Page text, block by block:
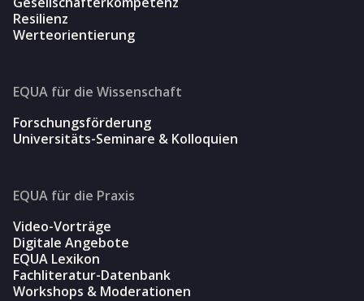
Resilienz
Werteorientierung
EQUA für die Wissenschaft
Forschungsförderung
Universitäts-Seminare & Kolloquien
EQUA für die Praxis
Video-Vorträge
Digitale Angebote
EQUA Lexikon
Fachliteratur-Datenbank
Workshops & Moderationen